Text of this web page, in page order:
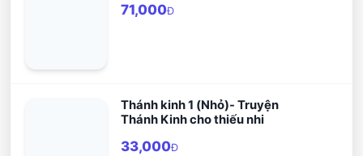
71,000Đ
Thánh kinh 1 (Nhỏ)- Truyện
Thánh Kinh cho thiếu nhi
33,000Đ